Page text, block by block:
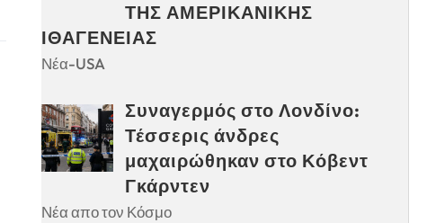
ΤΗΣ ΑΜΕΡΙΚΑΝΙΚΗΣ
ΙΘΑΓΕΝΕΙΑΣ
Νέα-USA
Συναγερμός στο Λονδίνο:
Τέσσερις άνδρες
μαχαιρώθηκαν στο Κόβεντ
Γκάρντεν
Νέα απο τον Κόσμο